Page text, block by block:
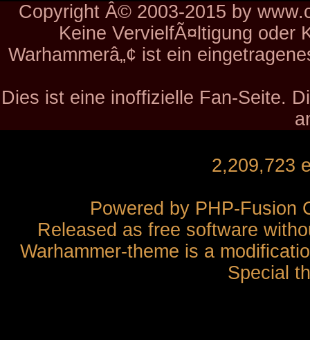
Copyright Â© 2003-2015 by
Keine VervielfÃ¤ltigung oder
Warhammerâ„¢ ist ein
Dies ist eine inoffizielle Fan-Seite.
2,209,723
Powered by PHP-Fusion
Released as free software
Warhammer-theme is a
Special